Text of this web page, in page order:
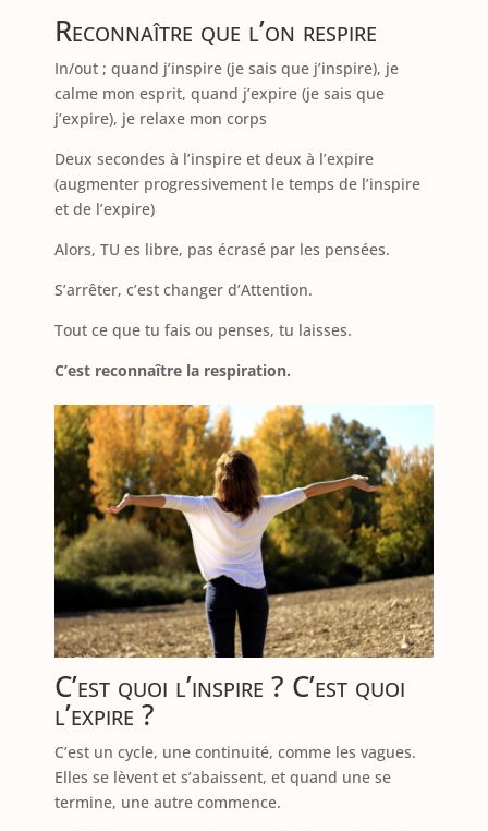
Reconnaître que l’on respire
In/out ; quand j’inspire (je sais que j’inspire), je
calme mon esprit, quand j’expire (je sais que
j’expire), je relaxe mon corps
Deux secondes à l’inspire et deux à l’expire
(augmenter progressivement le temps de l’inspire
et de l’expire)
Alors, TU es libre, pas écrasé par les pensées.
S’arrêter, c’est changer d’Attention.
Tout ce que tu fais ou penses, tu laisses.
C’est reconnaître la respiration.
C’est quoi l’inspire ? C’est quoi
l’expire ?
C’est un cycle, une continuité, comme les vagues.
Elles se lèvent et s’abaissent, et quand une se
termine, une autre commence.